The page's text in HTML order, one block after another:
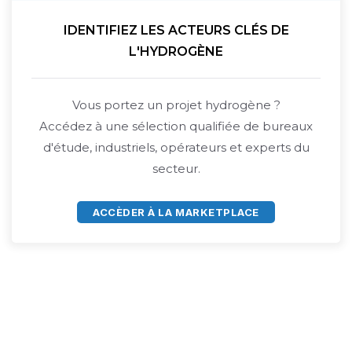
IDENTIFIEZ LES ACTEURS CLÉS DE
L'HYDROGÈNE
Vous portez un projet hydrogène ?
Accédez à une sélection qualifiée de bureaux
d'étude, industriels, opérateurs et experts du
secteur.
ACCÈDER À LA MARKETPLACE